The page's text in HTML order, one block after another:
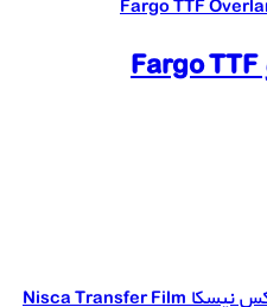
لمینت ۵۰۰ عکس فارگو Fargo TTF